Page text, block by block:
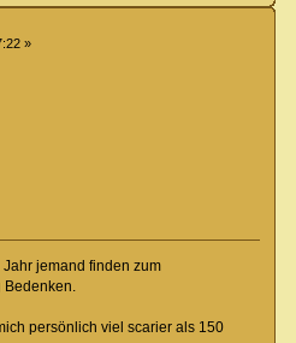
»
jemand finden zum
persönlich viel scarier als 150